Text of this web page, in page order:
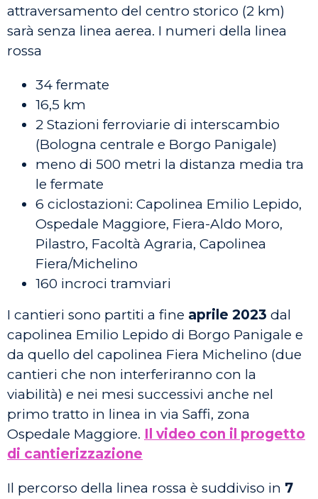
attraversamento del centro storico (2 km)
sarà senza linea aerea. I numeri della linea
rossa
34 fermate
16,5 km
2 Stazioni ferroviarie di interscambio
(Bologna centrale e Borgo Panigale)
meno di 500 metri la distanza media tra
le fermate
6 ciclostazioni: Capolinea Emilio Lepido,
Ospedale Maggiore, Fiera-Aldo Moro,
Pilastro, Facoltà Agraria, Capolinea
Fiera/Michelino
160 incroci tramviari
I cantieri sono partiti a fine aprile 2023 dal
capolinea Emilio Lepido di Borgo Panigale e
da quello del capolinea Fiera Michelino (due
cantieri che non interferiranno con la
viabilità) e nei mesi successivi anche nel
primo tratto in linea in via Saffi, zona
Ospedale Maggiore. Il video con il progetto
di cantierizzazione
Il percorso della linea rossa è suddiviso in 7